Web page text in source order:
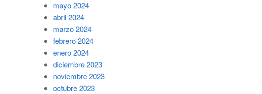
mayo 2024
abril 2024
marzo 2024
febrero 2024
enero 2024
diciembre 2023
noviembre 2023
octubre 2023